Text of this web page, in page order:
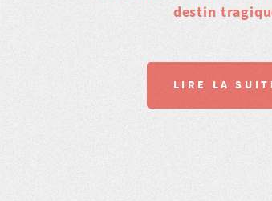
destin
LIRE LA